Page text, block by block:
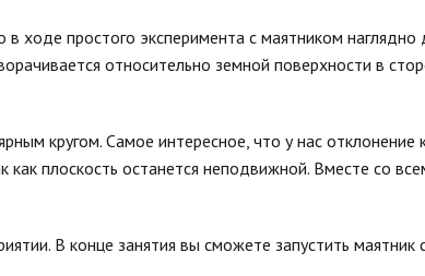
ходе простого эксперимента с маятником наглядно
относительно земной поверхности в
кругом. Самое интересное, что у нас отклонение
как плоскость останется неподвижной. Вместе со
В конце занятия вы сможете запустить маятник